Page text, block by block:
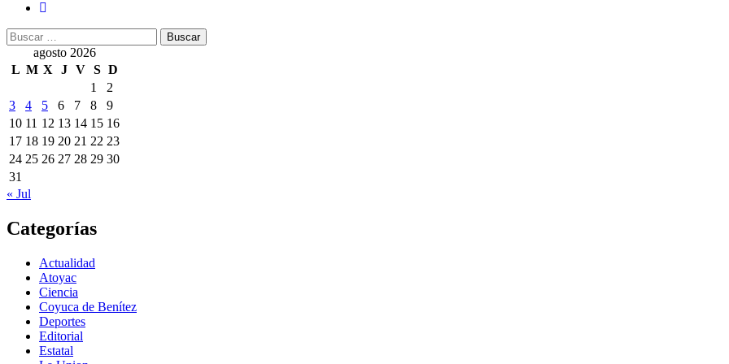
Buscar:
agosto 2026
L M X J V S D
1
2
3
4 5 6 7 8
9
10 11 12 13 14 15 16
17 18 19 20 21 22 23
24 25 26 27 28 29 30
31
« Jul
Categorías
Actualidad
Atoyac
Ciencia
Coyuca de Benítez
Deportes
Editorial
Estatal